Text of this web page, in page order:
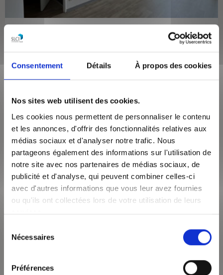
Consentement Détails À propos des cookies
Nos sites web utilisent des cookies.
Les cookies nous permettent de personnaliser le contenu
et les annonces, d'offrir des fonctionnalités relatives aux
médias sociaux et d'analyser notre trafic. Nous
partageons également des informations sur l'utilisation de
notre site avec nos partenaires de médias sociaux, de
publicité et d'analyse, qui peuvent combiner celles-ci
avec d'autres informations que vous leur avez fournies
ou qu'ils ont collectées lors de votre utilisation de leurs
services.
Nécessaires
Préférences
Lyon 69007
Appartement 2 pièces
913€
appartement T2 au 4ème étage av...
VOIR LE BIEN
1 411€